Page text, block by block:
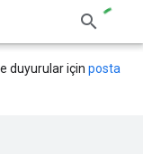
duyurular için posta